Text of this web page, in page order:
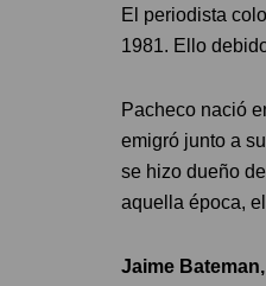
El periodista
1981. Ello
Pacheco nació
emigró junto a
se hizo dueño
aquella época,
Jaime Bateman,